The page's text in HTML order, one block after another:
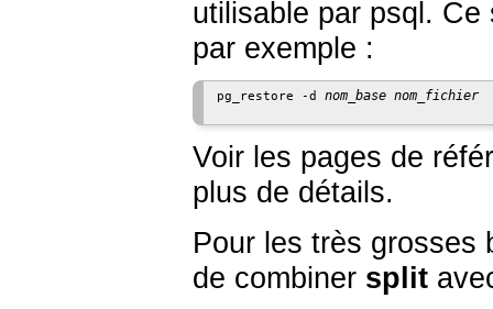
utilisable par psql . Ce
par exemple :
pg_restore -d nom_base nom_fichier
Voir les pages de
plus de détails.
Pour les très grosses
de combiner split